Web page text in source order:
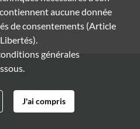
aucune donnée
de consentements (Article
générales
J'ai compris